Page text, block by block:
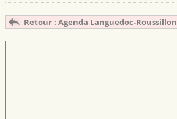
Retour : Agenda Languedoc-Roussillon